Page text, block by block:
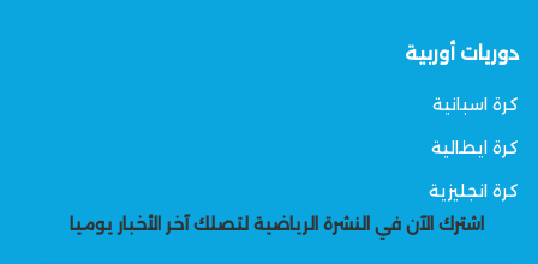
دوريات أوربية
كرة اسبانية
كرة ايطالية
كرة انجليزية
اشترك الآن في النشرة الرياضية لتصلك آخر الأخبار يوميا